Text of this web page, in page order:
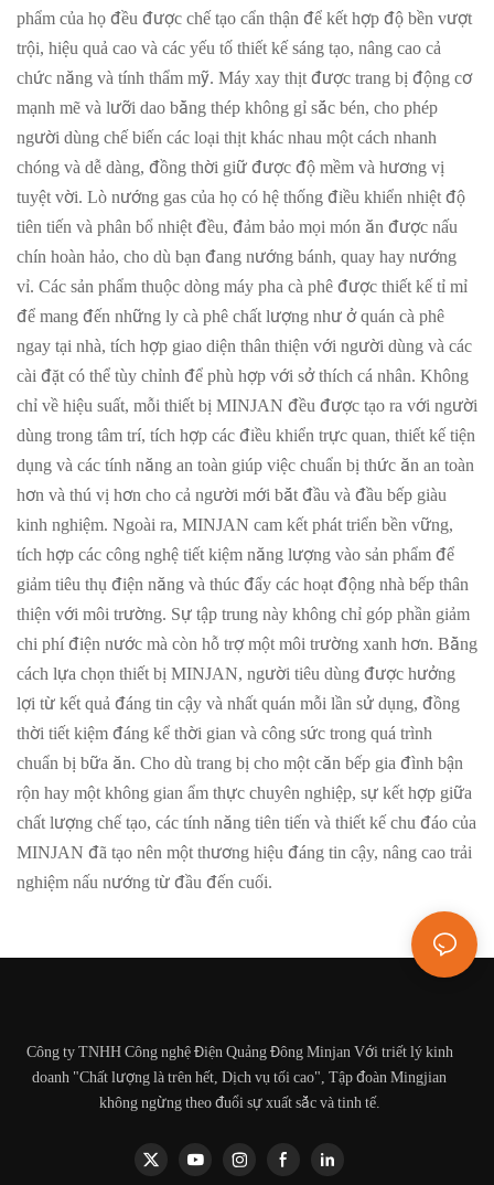
phẩm của họ đều được chế tạo cẩn thận để kết hợp độ bền vượt
trội, hiệu quả cao và các yếu tố thiết kế sáng tạo, nâng cao cả
chức năng và tính thẩm mỹ. Máy xay thịt được trang bị động cơ
mạnh mẽ và lưỡi dao bằng thép không gỉ sắc bén, cho phép
người dùng chế biến các loại thịt khác nhau một cách nhanh
chóng và dễ dàng, đồng thời giữ được độ mềm và hương vị
tuyệt vời. Lò nướng gas của họ có hệ thống điều khiển nhiệt độ
tiên tiến và phân bổ nhiệt đều, đảm bảo mọi món ăn được nấu
chín hoàn hảo, cho dù bạn đang nướng bánh, quay hay nướng
vỉ. Các sản phẩm thuộc dòng máy pha cà phê được thiết kế tỉ mỉ
để mang đến những ly cà phê chất lượng như ở quán cà phê
ngay tại nhà, tích hợp giao diện thân thiện với người dùng và các
cài đặt có thể tùy chỉnh để phù hợp với sở thích cá nhân. Không
chỉ về hiệu suất, mỗi thiết bị MINJAN đều được tạo ra với người
dùng trong tâm trí, tích hợp các điều khiển trực quan, thiết kế tiện
dụng và các tính năng an toàn giúp việc chuẩn bị thức ăn an toàn
hơn và thú vị hơn cho cả người mới bắt đầu và đầu bếp giàu
kinh nghiệm. Ngoài ra, MINJAN cam kết phát triển bền vững,
tích hợp các công nghệ tiết kiệm năng lượng vào sản phẩm để
giảm tiêu thụ điện năng và thúc đẩy các hoạt động nhà bếp thân
thiện với môi trường. Sự tập trung này không chỉ góp phần giảm
chi phí điện nước mà còn hỗ trợ một môi trường xanh hơn. Bằng
cách lựa chọn thiết bị MINJAN, người tiêu dùng được hưởng
lợi từ kết quả đáng tin cậy và nhất quán mỗi lần sử dụng, đồng
thời tiết kiệm đáng kể thời gian và công sức trong quá trình
chuẩn bị bữa ăn. Cho dù trang bị cho một căn bếp gia đình bận
rộn hay một không gian ẩm thực chuyên nghiệp, sự kết hợp giữa
chất lượng chế tạo, các tính năng tiên tiến và thiết kế chu đáo của
MINJAN đã tạo nên một thương hiệu đáng tin cậy, nâng cao trải
nghiệm nấu nướng từ đầu đến cuối.
Công ty TNHH Công nghệ Điện Quảng Đông Minjan Với triết lý kinh
doanh "Chất lượng là trên hết, Dịch vụ tối cao", Tập đoàn Mingjian
không ngừng theo đuổi sự xuất sắc và tinh tế.